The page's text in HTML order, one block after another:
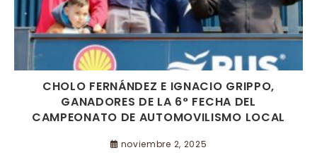
CHOLO FERNÁNDEZ E IGNACIO GRIPPO,
GANADORES DE LA 6° FECHA DEL
CAMPEONATO DE AUTOMOVILISMO LOCAL
noviembre 2, 2025